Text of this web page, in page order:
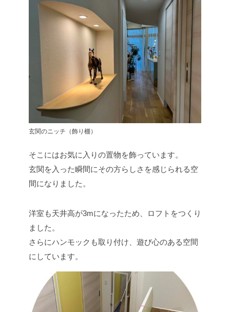
玄関のニッチ（飾り棚）
そこにはお気に入りの置物を飾っています。
玄関を入った瞬間にその方らしさを感じられる空
間になりました。
洋室も天井高が3mになったため、ロフトをつくり
ました。
さらにハンモックも取り付け、遊び心のある空間
にしています。